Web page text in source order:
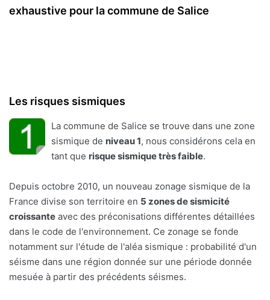
exhaustive pour la commune de Salice
Les risques sismiques
La commune de Salice se trouve dans une zone
sismique de niveau 1, nous considérons cela en
tant que risque sismique très faible.
Depuis octobre 2010, un nouveau zonage sismique de la
France divise son territoire en 5 zones de sismicité
croissante avec des préconisations différentes détaillées
dans le code de l'environnement. Ce zonage se fonde
notamment sur l'étude de l'aléa sismique : probabilité d'un
séisme dans une région donnée sur une période donnée
mesuée à partir des précédents séismes.